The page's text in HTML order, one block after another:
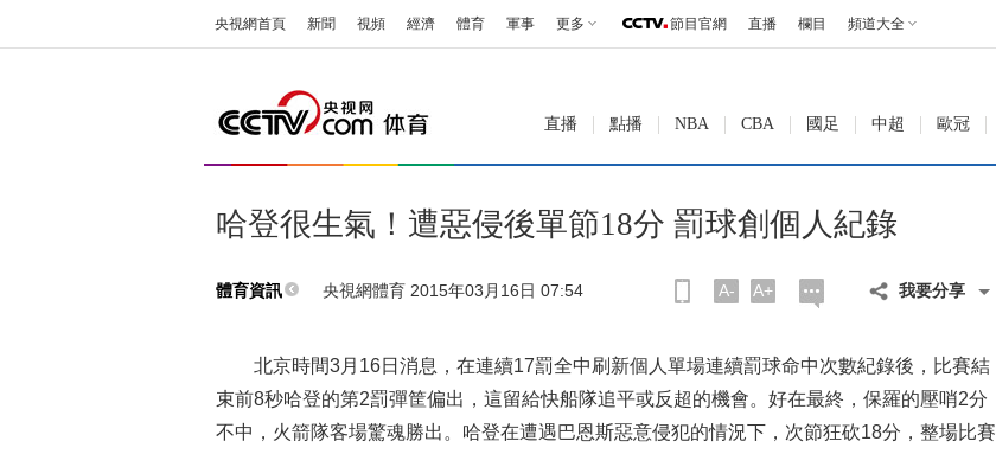
央視網首頁 新聞 視頻 經濟 體育 軍事 更多 節目官網 直播 欄目 頻道大全
直播 點播 NBA CBA 國足 中超 歐冠
哈登很生氣！遭惡侵後單節18分 罰球創個人紀錄
體育資訊 央視網體育 2015年03月16日 07:54 A- A+ 我要分享
北京時間3月16日消息，在連續17罰全中刷新個人單場連續罰球命中次數紀錄後，比賽結
束前8秒哈登的第2罰彈筐偏出，這留給快船隊追平或反超的機會。好在最終，保羅的壓哨2分
不中，火箭隊客場驚魂勝出。哈登在遭遇巴恩斯惡意侵犯的情況下，次節狂砍18分，整場比賽